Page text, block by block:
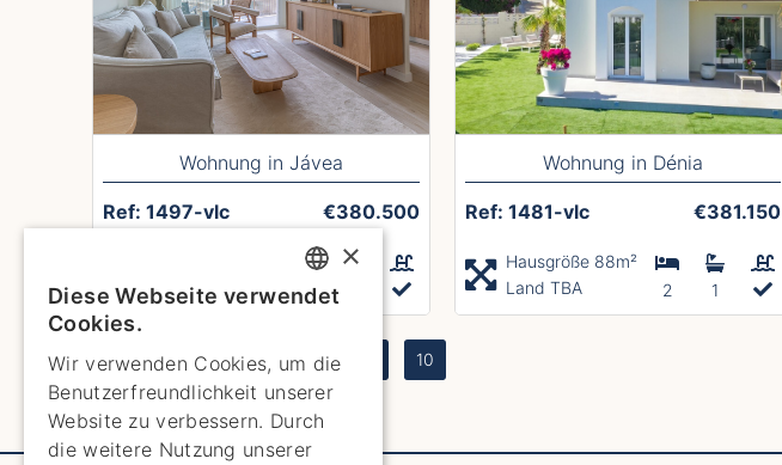
Wohnung in Jávea
Ref: 1497-vlc €380.500
Land TBA
3
Wohnung in Dénia
Ref: 1481-vlc €381.150
Hausgröße 88m²
Land TBA
2 1
1 2 3 4 5 6 7 10
ENGLISH
ENGLISH
SPANISH
GERMAN
×
Diese Webseite verwendet
Cookies.
Wir verwenden Cookies, um die
Benutzerfreundlichkeit unserer
Website zu verbessern. Durch
die weitere Nutzung unserer